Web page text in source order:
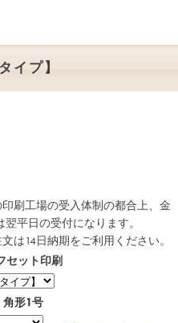
イプ】
刷工場の受入体制の都合上、金
翌平日の受付になります。
は14日納期をご利用ください。
セット印刷
角形1号